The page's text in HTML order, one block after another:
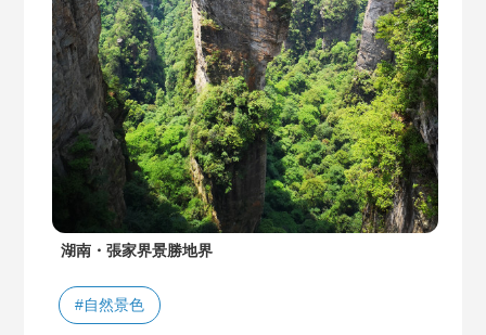
湖南・張家界景勝地界
#自然景色